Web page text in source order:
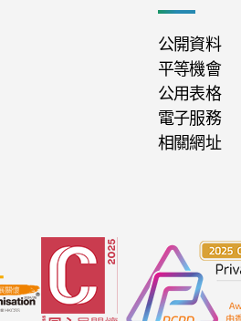
公開資料
平等機會
公用表格
電子服務
相關網址